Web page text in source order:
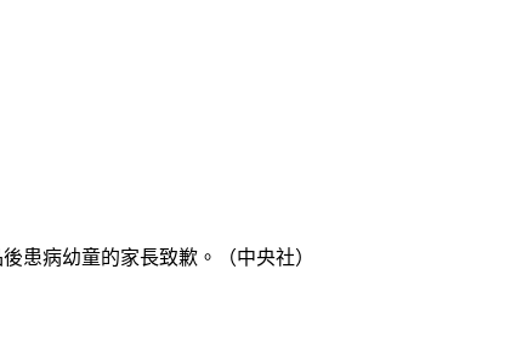
患病幼童的家長致歉。（中央社）